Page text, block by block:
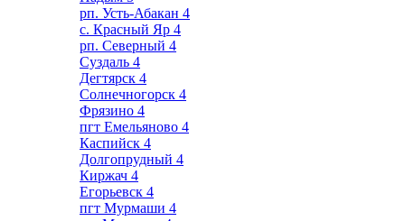
рп. Усть-Абакан 4
с. Красный Яр 4
рп. Северный 4
Суздаль 4
Дегтярск 4
Солнечногорск 4
Фрязино 4
пгт Емельяново 4
Каспийск 4
Долгопрудный 4
Киржач 4
Егорьевск 4
пгт Мурмаши 4